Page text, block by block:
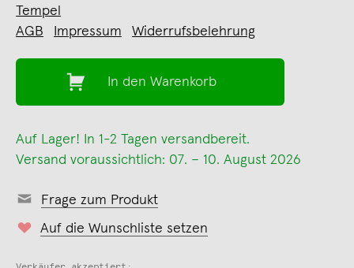
Tempel
AGB
Impressum Widerrufsbelehrung
In den Warenkorb
Auf Lager! In 1-2 Tagen versandbereit.
Versand voraussichtlich: 07. – 10. August 2026
Frage zum Produkt
Auf die Wunschliste setzen